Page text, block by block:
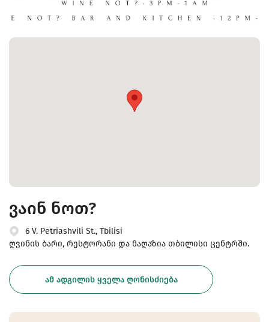
ვაინ ნოთ?
6 V. Petriashvili St., Tbilisi
ღვინის ბარი, რესტორანი და მაღაზია თბილისი ცენტრში.
ᲐᲛ ᲐᲓᲒᲘᲚᲘᲡ ᲧᲕᲔᲚᲐ ᲦᲝᲜᲘᲡᲫᲘᲔᲑᲐ